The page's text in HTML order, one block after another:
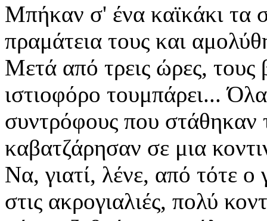
Μπήκαν σ' ένα καϊκάκι τα
πραμάτεια τους και
Μετά από τρεις ώρες, τους
ιστιοφόρο τουμπάρει...
συντρόφους που στάθηκαν
καβατζάρησαν σε μια
Να, γιατί, λένε, από τότε ο
στις ακρογιαλιές, πολύ